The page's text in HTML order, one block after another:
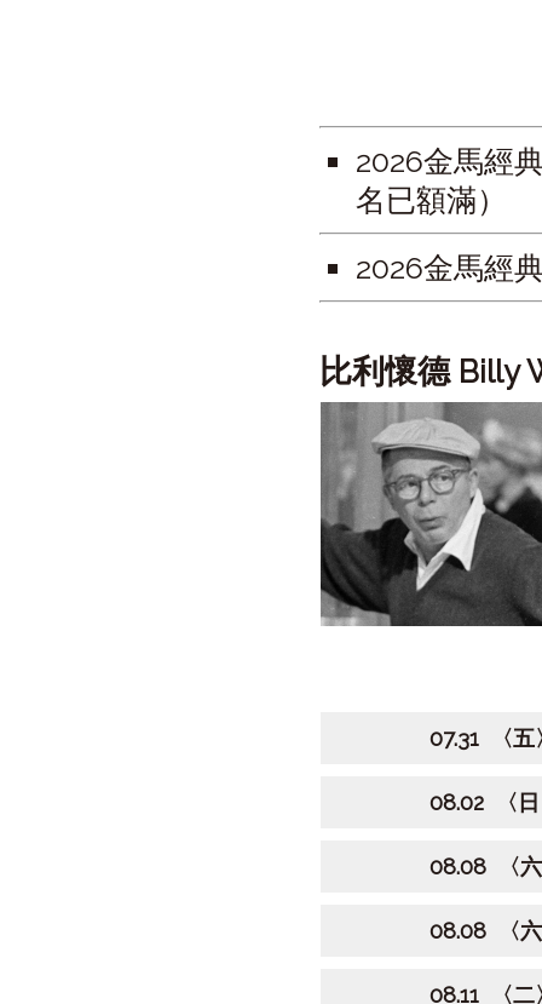
2026金馬經
名已額滿）
2026金馬經
比利懷德 Billy
07.31 〈五
08.02 〈日
08.08 〈
08.08 〈
08.11 〈二